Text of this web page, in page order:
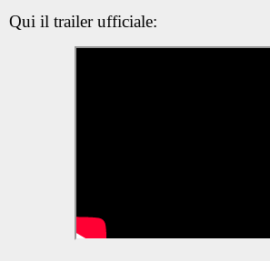
Qui il trailer ufficiale: